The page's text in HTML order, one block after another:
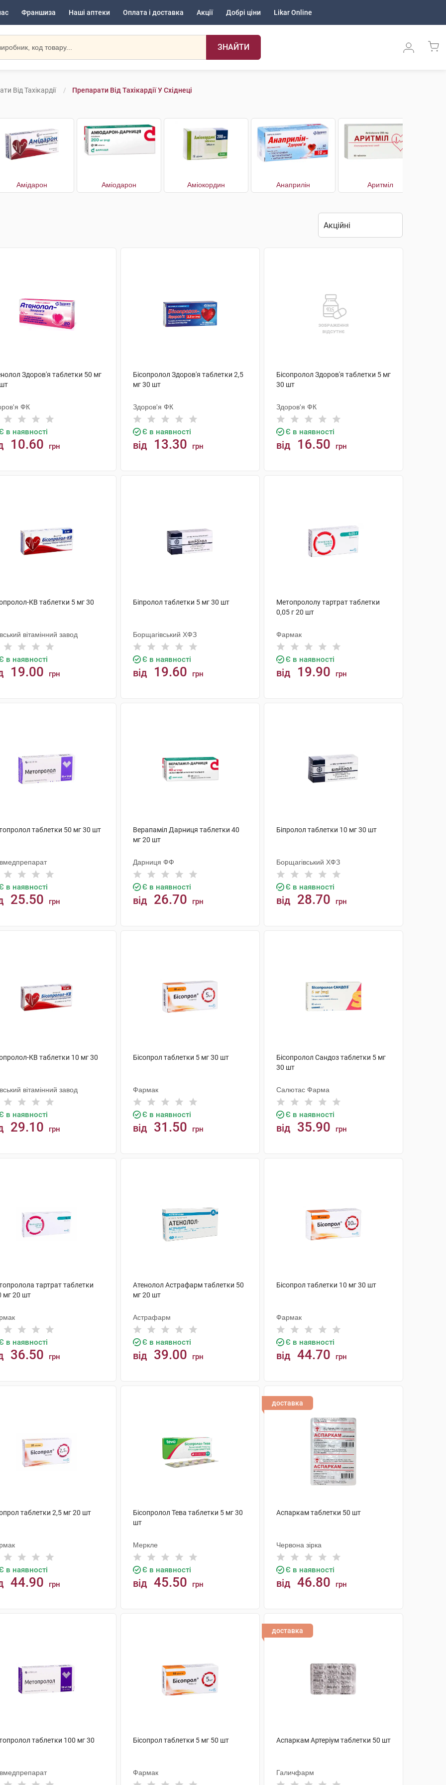
Франшиза Наші аптеки Оплата і доставка Акції Добрі ціни Likar Online
ЗНАЙТИ
Від Тахікардії Препарати Від Тахікардії У Східнеці
Амідарон Аміодарон Аміокордин Анаприлін Аритміл
Здоров'я таблетки 50 мг
ФК
в наявності
10.60 грн
Бісопролол Здоров'я таблетки 2,5
мг 30 шт
Здоров'я ФК
Є в наявності
від 13.30 грн
Бісопролол Здоров'я таблетки 5 мг
30 шт
Здоров'я ФК
Є в наявності
від 16.50 грн
КВ таблетки 5 мг 30
вітамінний завод
в наявності
19.00 грн
Біпролол таблетки 5 мг 30 шт
Борщагівський ХФЗ
Є в наявності
від 19.60 грн
Метопрололу тартрат таблетки
0,05 г 20 шт
Фармак
Є в наявності
від 19.90 грн
таблетки 50 мг 30 шт
в наявності
25.50 грн
Верапаміл Дарниця таблетки 40
мг 20 шт
Дарниця ФФ
Є в наявності
від 26.70 грн
Біпролол таблетки 10 мг 30 шт
Борщагівський ХФЗ
Є в наявності
від 28.70 грн
КВ таблетки 10 мг 30
вітамінний завод
в наявності
29.10 грн
Бісопрол таблетки 5 мг 30 шт
Фармак
Є в наявності
від 31.50 грн
Бісопролол Сандоз таблетки 5 мг
30 шт
Салютас Фарма
Є в наявності
від 35.90 грн
тартрат таблетки
мг 20 шт
в наявності
36.50 грн
Атенолол Астрафарм таблетки 50
мг 20 шт
Астрафарм
Є в наявності
від 39.00 грн
Бісопрол таблетки 10 мг 30 шт
Фармак
Є в наявності
від 44.70 грн
таблетки 2,5 мг 20 шт
в наявності
44.90 грн
Бісопролол Тева таблетки 5 мг 30
шт
Меркле
Є в наявності
від 45.50 грн
доставка
Аспаркам таблетки 50 шт
Червона зірка
Є в наявності
від 46.80 грн
таблетки 100 мг 30
Бісопрол таблетки 5 мг 50 шт
Фармак
доставка
Аспаркам Артеріум таблетки 50 шт
Галичфарм